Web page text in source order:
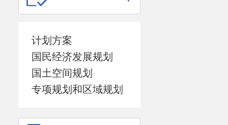
计划方案
国民经济发展规划
国土空间规划
专项规划和区域规划